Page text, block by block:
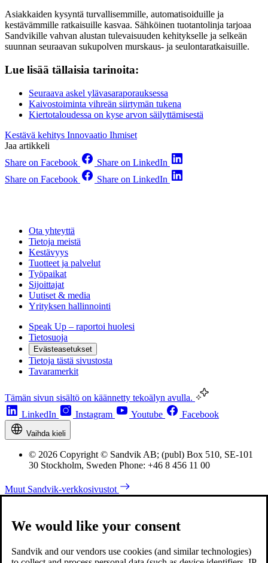
Asiakkaiden kysyntä turvallisemmille, automatisoiduille ja
kestävämmille ratkaisuille kasvaa. Sähköinen tuotantolinja tarjoaa
Sandvikille vahvan alustan tulevaisuuden kehitykselle ja selkeän
suunnan seuraavan sukupolven murskaus- ja seulontaratkaisuille.
Lue lisää tällaisia tarinoita:
Seuraava askel ylävasaraporauksessa
Kaivostoiminta vihreän siirtymän tukena
Kiertotaloudessa on kyse arvon säilyttämisestä
Kestävä kehitys Innovaatio Ihmiset
Jaa artikkeli
Share on Facebook
Share on LinkedIn
Share on Facebook
Share on LinkedIn
Ota yhteyttä
Tietoja meistä
Kestävyys
Tuotteet ja palvelut
Työpaikat
Sijoittajat
Uutiset & media
Yrityksen hallinnointi
Speak Up – raportoi huolesi
Tietosuoja
Evästeasetukset
Tietoja tästä sivustosta
Tavaramerkit
Tämän sivun sisältö on käännetty tekoälyn avulla.
LinkedIn
Instagram Youtube Facebook
Vaihda kieli
© 2026 Copyright © Sandvik AB; (publ) Box 510, SE-101
30 Stockholm, Sweden Phone: +46 8 456 11 00
Muut Sandvik-verkkosivustot
We would like your consent
Sandvik and our vendors use cookies (and similar technologies)